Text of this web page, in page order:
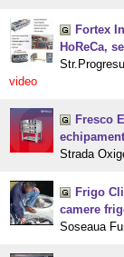
Fortex
HoReCa,
video
Fresco
Strada
Frigo
camere
Soseaua